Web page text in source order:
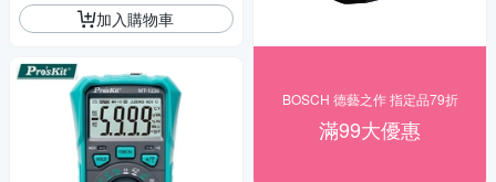
加入購物車
BOSCH 德藝之作 指定品79折
滿99大優惠